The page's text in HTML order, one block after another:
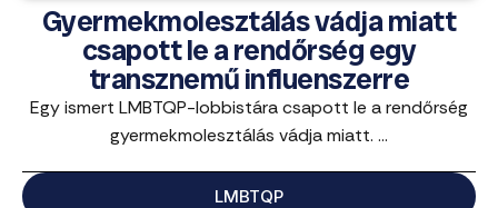
Gyermekmolesztálás vádja miatt
csapott le a rendőrség egy
transznemű influenszerre
Egy ismert LMBTQP-lobbistára csapott le a rendőrség
gyermekmolesztálás vádja miatt. ...
LMBTQP